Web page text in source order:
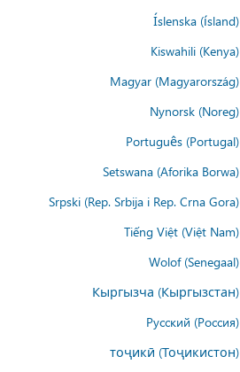
Íslenska (ísland)
Kiswahili (Kenya)
Magyar (Magyarország)
Nynorsk (Noreg)
Português (Portugal)
Setswana (Aforika Borwa)
Srpski (Rep. Srbija i Rep. Crna Gora)
Tiếng Việt (Việt Nam)
Wolof (Senegaal)
Кыргызча (Кыргызстан)
Русский (Россия)
тоҷикӣ (Тоҷикистон)